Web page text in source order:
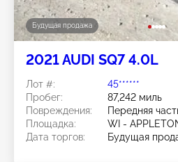
Будущая продажа
2021 AUDI SQ7 4.0L
Лот #:
45******
Пробег:
87,242 миль
Повреждения:
Передняя
Площадка:
WI -
Дата торгов:
Будущая